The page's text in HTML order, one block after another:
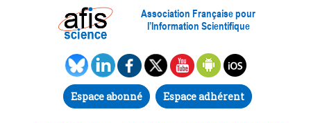
Association Française pour
l’Information Scientifique
Espace abonné Espace adhérent